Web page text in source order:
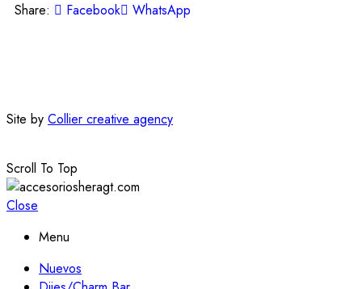
Share: Facebook WhatsApp
Site by Collier creative agency
Scroll To Top
Close
Menu
Nuevos